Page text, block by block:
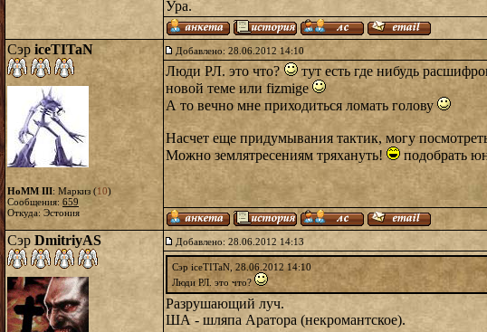
Ура.
Сэр iceTITaN
HoMM III: Маркиз (10)
Сообщения: 659
Откуда: Эстония
Добавлено: 28.06.2012 14:10
Люди РЛ. это что? тут есть где нибудь
новой теме или fizmigе
А то вечно мне приходиться ломать голову
Насчет еще придумывания тактик, могу
Можно землятресениям тряхануть!
подобрать
Сэр DmitriyAS Добавлено: 28.06.2012 14:13
Сэр iceTITaN, 28.06.2012 14:10
Люди РЛ. это что?
Разрушающий луч.
ША - шляпа Аратора (некромантское).